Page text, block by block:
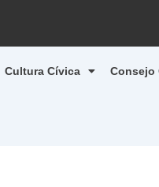
Cultura Cívica Consejo